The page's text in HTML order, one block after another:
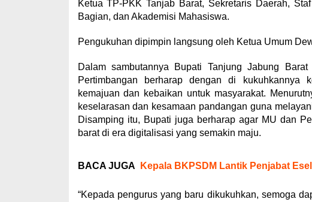
Ketua TP-PKK Tanjab Barat, Sekretaris Daerah,
Bagian, dan Akademisi Mahasiswa.
Pengukuhan dipimpin langsung oleh Ketua Umum
Dalam sambutannya Bupati Tanjung Jabung
Pertimbangan berharap dengan di kukuhkannya
kemajuan dan kebaikan untuk masyarakat.
keselarasan dan kesamaan pandangan guna
Disamping itu, Bupati juga berharap agar MU dan
barat di era digitalisasi yang semakin maju.
BACA JUGA Kepala BKPSDM Lantik Penjabat
“Kepada pengurus yang baru dikukuhkan, semoga